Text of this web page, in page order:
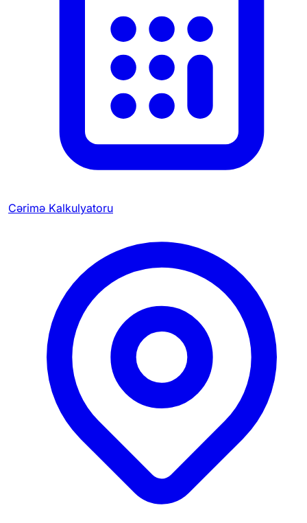
Cərimə Kalkulyatoru